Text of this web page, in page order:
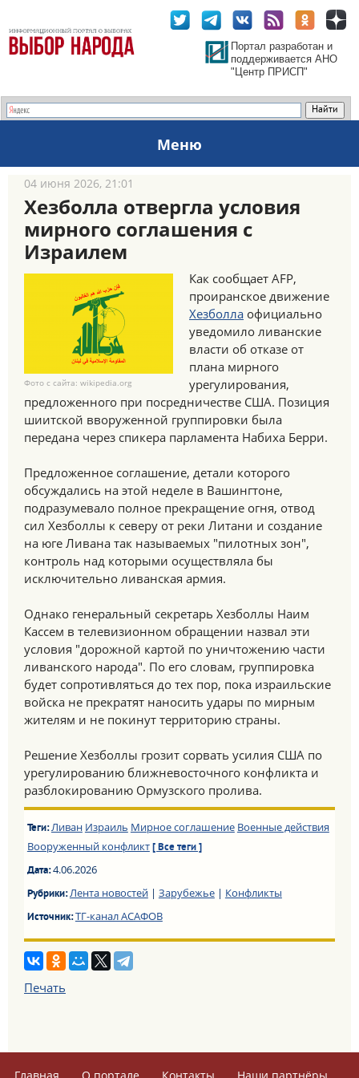
Портал разработан и
поддерживается АНО
"Центр ПРИСП"
Меню
04 июня 2026, 21:01
Хезболла отвергла условия
мирного соглашения с
Израилем
Фото с сайта: wikipedia.org
Как сообщает AFP,
проиранское движение
Хезболла официально
уведомило ливанские
власти об отказе от
плана мирного
урегулирования,
предложенного при посредничестве США. Позиция
шиитской вворуженной группировки была
передана через спикера парламента Набиха Берри.
Предложенное соглашение, детали которого
обсуждались на этой неделе в Вашингтоне,
подразумевало полное прекращение огня, отвод
сил Хезболлы к северу от реки Литани и создание
на юге Ливана так называемых "пилотных зон",
контроль над которыми осуществляла бы
исключительно ливанская армия.
Однако генеральный секретарь Хезболлы Наим
Кассем в телевизионном обращении назвал эти
условия "дорожной картой по уничтожению части
ливанского народа". По его словам, группировка
будет сопротивляться до тех пор, пока израильские
войска не прекратят наносить удары по мирным
жителям и не покинут территорию страны.
Решение Хезболлы грозит сорвать усилия США по
урегулированию ближневосточного конфликта и
разблокированию Ормузского пролива.
Теги:Ливан Израиль Мирное соглашение Военные действия
Вооруженный конфликт [ Все теги ]
Дата:4.06.2026
Рубрики:Лента новостей| Зарубежье| Конфликты
Источник:ТГ-канал АСАФОВ
Печать